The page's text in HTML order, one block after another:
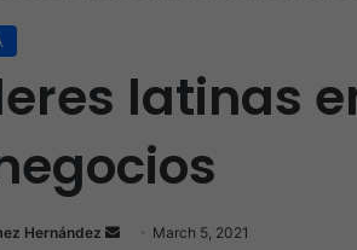
latinas
Hernández March 5, 2021